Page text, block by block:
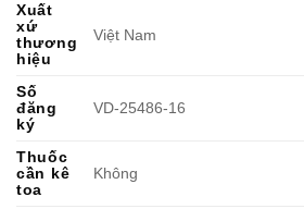
Xuất
xứ
thương
hiệu
Việt Nam
Số
đăng
ký
VD-25486-16
Thuốc
cần kê
toa
Không